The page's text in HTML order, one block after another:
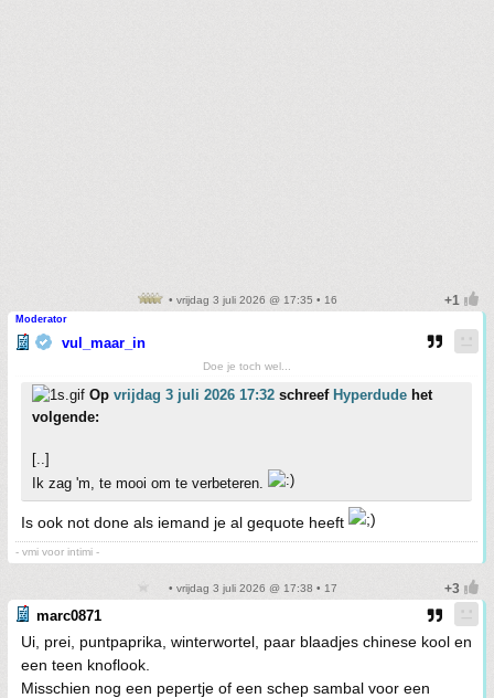
• vrijdag 3 juli 2026 @ 17:35 • 16
Moderator
vul_maar_in
Doe je toch wel...
Op vrijdag 3 juli 2026 17:32 schreef Hyperdude het
volgende:
[..]
Ik zag 'm, te mooi om te verbeteren.
Is ook not done als iemand je al gequote heeft
- vmi voor intimi -
• vrijdag 3 juli 2026 @ 17:38 • 17
marc0871
Ui, prei, puntpaprika, winterwortel, paar blaadjes chinese kool en
een teen knoflook.
Misschien nog een pepertje of een schep sambal voor een